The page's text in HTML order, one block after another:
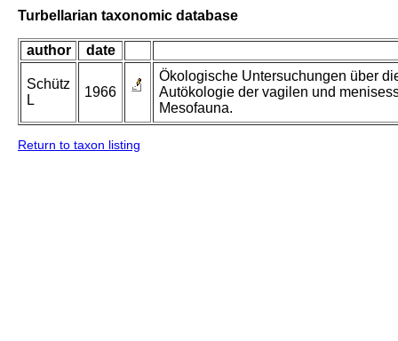
Turbellarian taxonomic database
author date
Schütz
L
1966
Ökologische Untersuchungen über
Autökologie der vagilen und
Mesofauna.
Return to taxon listing